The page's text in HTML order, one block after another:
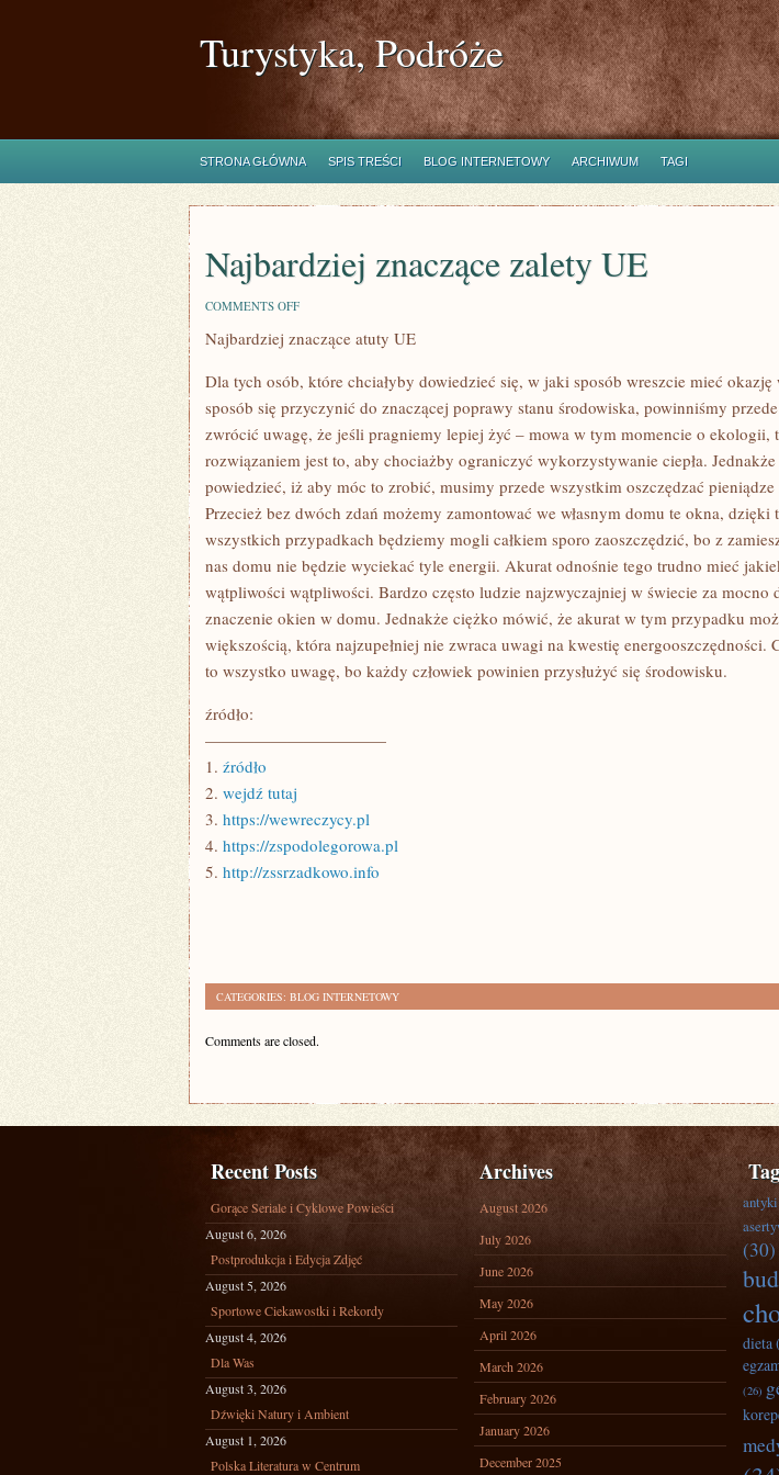
Turystyka, Podróże
STRONA GŁÓWNA SPIS TREŚCI BLOG INTERNETOWY ARCHIWUM TAGI
Najbardziej znaczące zalety UE
COMMENTS OFFON
ZNACZĄCE
ZALETY
Najbardziej znaczące atuty UE
Dla tych osób, które chciałyby dowiedzieć się, w jaki sposób wreszcie mieć
sposób się przyczynić do znaczącej poprawy stanu środowiska, powinniśmy
zwrócić uwagę, że jeśli pragniemy lepiej żyć – mowa w tym momencie o ekologii,
rozwiązaniem jest to, aby chociażby ograniczyć wykorzystywanie ciepła.
powiedzieć, iż aby móc to zrobić, musimy przede wszystkim oszczędzać
Przecież bez dwóch zdań możemy zamontować we własnym domu te okna,
wszystkich przypadkach będziemy mogli całkiem sporo zaoszczędzić, bo z
nas domu nie będzie wyciekać tyle energii. Akurat odnośnie tego trudno mieć
wątpliwości wątpliwości. Bardzo często ludzie najzwyczajniej w świecie za mocno
znaczenie okien w domu. Jednakże ciężko mówić, że akurat w tym przypadku
większością, która najzupełniej nie zwraca uwagi na kwestię energooszczędności.
to wszystko uwagę, bo każdy człowiek powinien przysłużyć się środowisku.
źródło:
———————————
1. źródło
2. wejdź tutaj
3. https://wewreczycy.pl
4. https://zspodolegorowa.pl
5. http://zssrzadkowo.info
CATEGORIES: BLOG INTERNETOWY
Comments are closed.
Recent Posts
Gorące Seriale i Cyklowe Powieści
August 6, 2026
Postprodukcja i Edycja Zdjęć
August 5, 2026
Sportowe Ciekawostki i Rekordy
August 4, 2026
Dla Was
August 3, 2026
Dźwięki Natury i Ambient
August 1, 2026
Polska Literatura w Centrum
Archives
August 2026
July 2026
June 2026
May 2026
April 2026
March 2026
February 2026
January 2026
December 2025
antyki
(30)
dieta
(26)